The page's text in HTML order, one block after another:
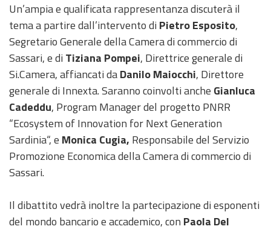
Un’ampia e qualificata rappresentanza discuterà il
tema a partire dall’intervento di Pietro Esposito,
Segretario Generale della Camera di commercio di
Sassari, e di Tiziana Pompei, Direttrice generale di
Si.Camera, affiancati daDanilo Maiocchi, Direttore
generale di Innexta. Saranno coinvolti anche Gianluca
Cadeddu, Program Manager del progetto PNRR
“Ecosystem of Innovation for Next Generation
Sardinia“, e Monica Cugia, Responsabile del Servizio
Promozione Economica della Camera di commercio di
Sassari.
Il dibattito vedrà inoltre la partecipazione di esponenti
del mondo bancario e accademico, con Paola Del